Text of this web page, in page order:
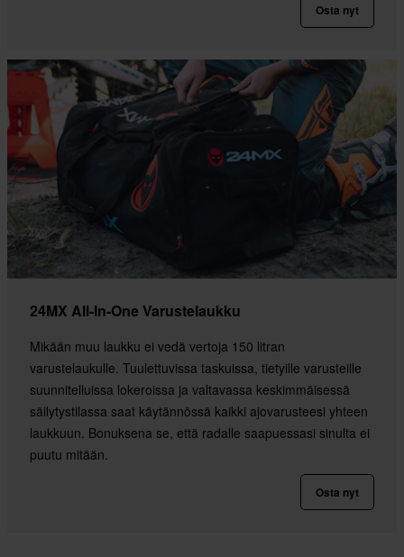
Osta nyt
24MX All-In-One Varustelaukku
Mikään muu laukku ei vedä vertoja 150 litran
varustelaukulle. Tuulettuvissa taskuissa, tietyille varusteille
suunnitelluissa lokeroissa ja valtavassa keskimmäisessä
säilytystilassa saat käytännössä kaikki ajovarusteesi yhteen
laukkuun. Bonuksena se, että radalle saapuessasi sinulta ei
puutu mitään.
Osta nyt